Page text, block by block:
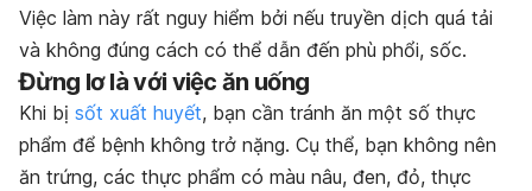
Việc làm này rất nguy hiểm bởi nếu truyền dịch quá tải
và không đúng cách có thể dẫn đến phù phổi, sốc.
Đừng lơ là với việc ăn uống
Khi bị sốt xuất huyết, bạn cần tránh ăn một số thực
phẩm để bệnh không trở nặng. Cụ thể, bạn không nên
ăn trứng, các thực phẩm có màu nâu, đen, đỏ, thực